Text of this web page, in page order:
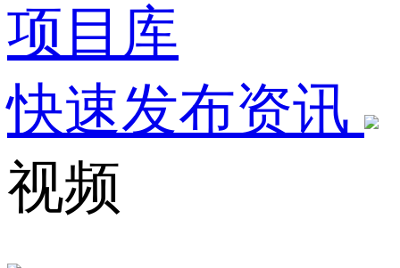
项目库
快速发布资讯
视频